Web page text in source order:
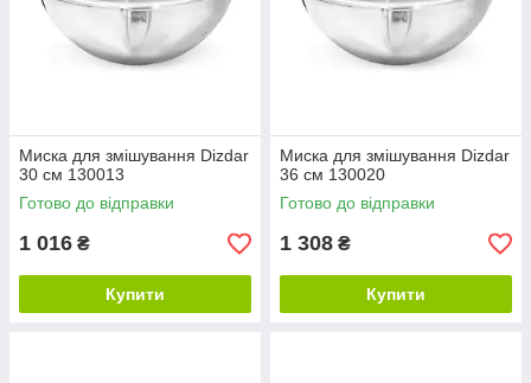
Миска для змішування Dizdar
30 см 130013
Готово до відправки
1 016 ₴
Купити
Миска для змішування Dizdar
36 см 130020
Готово до відправки
1 308 ₴
Купити